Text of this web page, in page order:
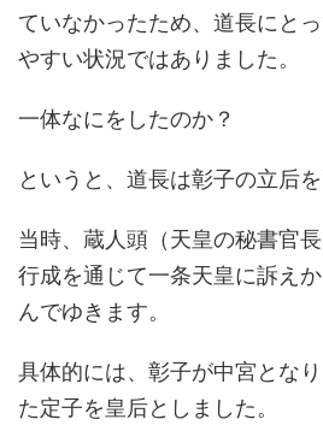
ていなかったため、道長にと
やすい状況ではありました。
一体なにをしたのか？
というと、道長は彰子の立后
当時、蔵人頭（天皇の秘書官
行成を通じて一条天皇に訴え
んでゆきます。
具体的には、彰子が中宮とな
た定子を皇后としました。